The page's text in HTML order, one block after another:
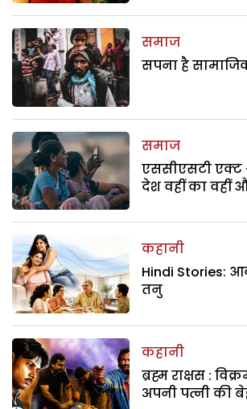
समाज
सपना है
समाज
एससीएसटी एक्ट
देश वहीं का वहीं
कहानी
Hindi Stories:
तनु
कहानी
ब्रह्म राक्षस :
अपनी पत्नी की